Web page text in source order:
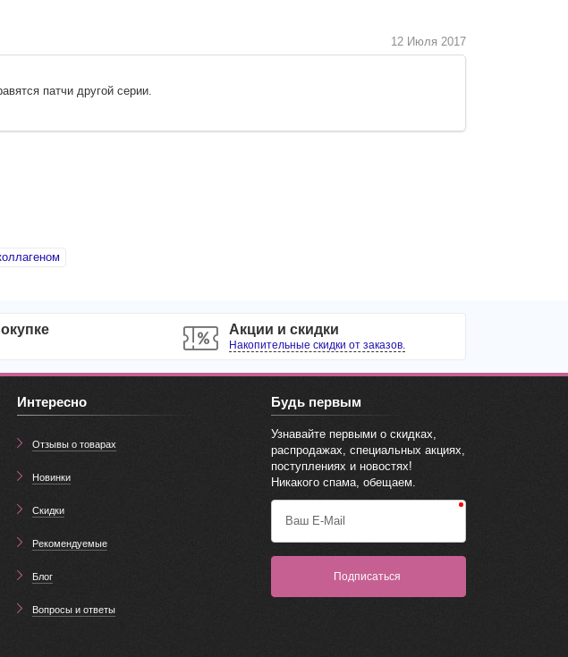
12 Июля 2017
патчи другой серии.
Акции и скидки
Накопительные скидки от заказов.
Интересно
Отзывы о товарах
Новинки
Скидки
Рекомендуемые
Блог
Вопросы и ответы
Будь первым
Узнавайте первыми о скидках,
распродажах, специальных акциях,
поступлениях и новостях!
Никакого спама, обещаем.
Ваш E-Mail
Подписаться